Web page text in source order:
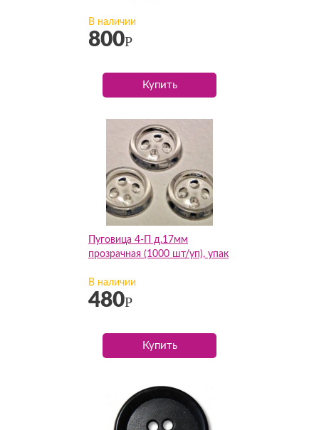
В наличии
800Р
Купить
Пуговица 4-П д.17мм
прозрачная (1000 шт/уп), упак
В наличии
480Р
Купить